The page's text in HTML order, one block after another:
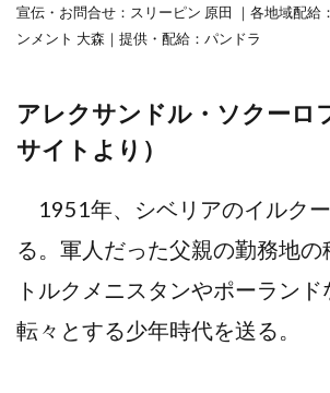
宣伝・お問合せ：スリーピン 原田 ｜各地域配給
ンメント 大森｜提供・配給：パンドラ
アレクサンドル・ソクーロ
サイトより）
1951年、シベリアのイルク
る。軍人だった父親の勤務地の
トルクメニスタンやポーランド
転々とする少年時代を送る。